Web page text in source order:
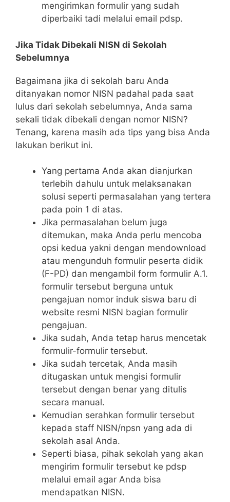
mengirimkan formulir yang sudah
diperbaiki tadi melalui email pdsp.
Jika Tidak Dibekali NISN di Sekolah
Sebelumnya
Bagaimana jika di sekolah baru Anda
ditanyakan nomor NISN padahal pada saat
lulus dari sekolah sebelumnya, Anda sama
sekali tidak dibekali dengan nomor NISN?
Tenang, karena masih ada tips yang bisa Anda
lakukan berikut ini.
Yang pertama Anda akan dianjurkan
terlebih dahulu untuk melaksanakan
solusi seperti permasalahan yang tertera
pada poin 1 di atas.
Jika permasalahan belum juga
ditemukan, maka Anda perlu mencoba
opsi kedua yakni dengan mendownload
atau mengunduh formulir peserta didik
(F-PD) dan mengambil form formulir A.1.
formulir tersebut berguna untuk
pengajuan nomor induk siswa baru di
website resmi NISN bagian formulir
pengajuan.
Jika sudah, Anda tetap harus mencetak
formulir-formulir tersebut.
Jika sudah tercetak, Anda masih
ditugaskan untuk mengisi formulir
tersebut dengan benar yang ditulis
secara manual.
Kemudian serahkan formulir tersebut
kepada staff NISN/npsn yang ada di
sekolah asal Anda.
Seperti biasa, pihak sekolah yang akan
mengirim formulir tersebut ke pdsp
melalui email agar Anda bisa
mendapatkan NISN.